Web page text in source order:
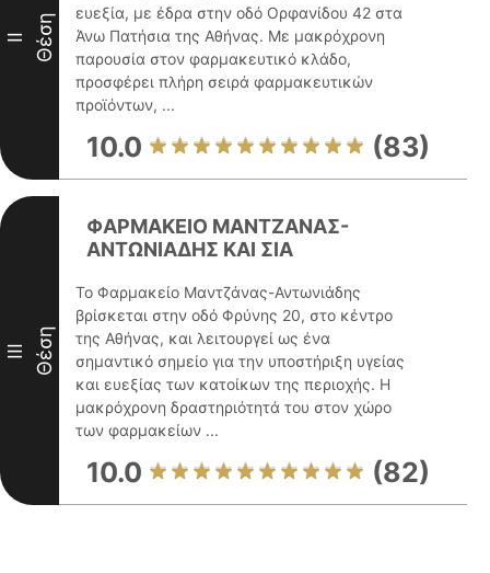
II Θέση
ευεξία, με έδρα στην οδό Ορφανίδου 42 στα
Άνω Πατήσια της Αθήνας. Με μακρόχρονη
παρουσία στον φαρμακευτικό κλάδο,
προσφέρει πλήρη σειρά φαρμακευτικών
προϊόντων, ...
10.0 (83)
III Θέση
ΦΑΡΜΑΚΕΙΟ ΜΑΝΤΖΑΝΑΣ-
ΑΝΤΩΝΙΑΔΗΣ ΚΑΙ ΣΙΑ
Το Φαρμακείο Μαντζάνας-Αντωνιάδης
βρίσκεται στην οδό Φρύνης 20, στο κέντρο
της Αθήνας, και λειτουργεί ως ένα
σημαντικό σημείο για την υποστήριξη υγείας
και ευεξίας των κατοίκων της περιοχής. Η
μακρόχρονη δραστηριότητά του στον χώρο
των φαρμακείων ...
10.0 (82)